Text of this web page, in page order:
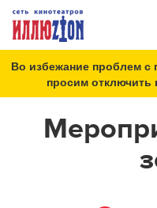
Во избежание проблем с
просим отключить